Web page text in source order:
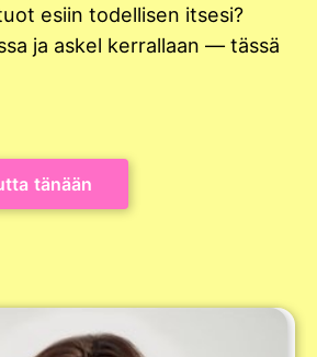
esiin todellisen itsesi?
ja askel kerrallaan — tässä
tänään